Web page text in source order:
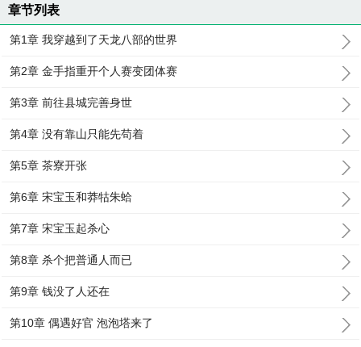
章节列表
第1章 我穿越到了天龙八部的世界
第2章 金手指重开个人赛变团体赛
第3章 前往县城完善身世
第4章 没有靠山只能先苟着
第5章 茶寮开张
第6章 宋宝玉和莽牯朱蛤
第7章 宋宝玉起杀心
第8章 杀个把普通人而已
第9章 钱没了人还在
第10章 偶遇好官 泡泡塔来了